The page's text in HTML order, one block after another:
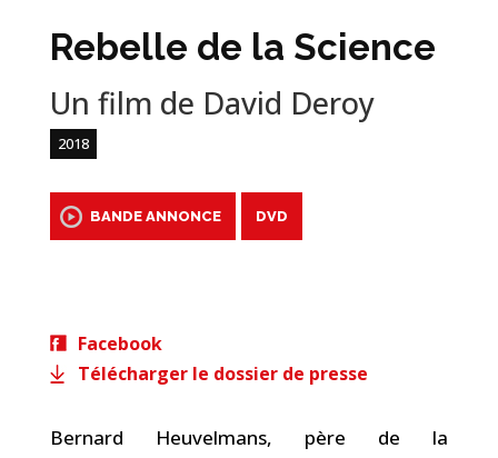
Rebelle de la Science
Un film de David Deroy
2018
BANDE ANNONCE DVD
Facebook
Télécharger le dossier de presse
Bernard Heuvelmans, père de la